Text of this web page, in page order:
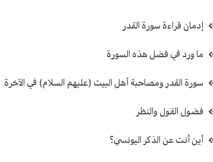
إدمان قراءة سورة القدر
ما ورد في فضل هذه السورة
سورة القدر ومصاحبة أهل البيت (عليهم السلام) في الآخرة
فضول القول والنظر
أين أنت عن الذكر اليونسي؟